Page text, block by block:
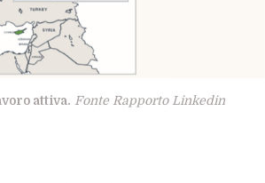
attiva. Fonte Rapporto Linkedin